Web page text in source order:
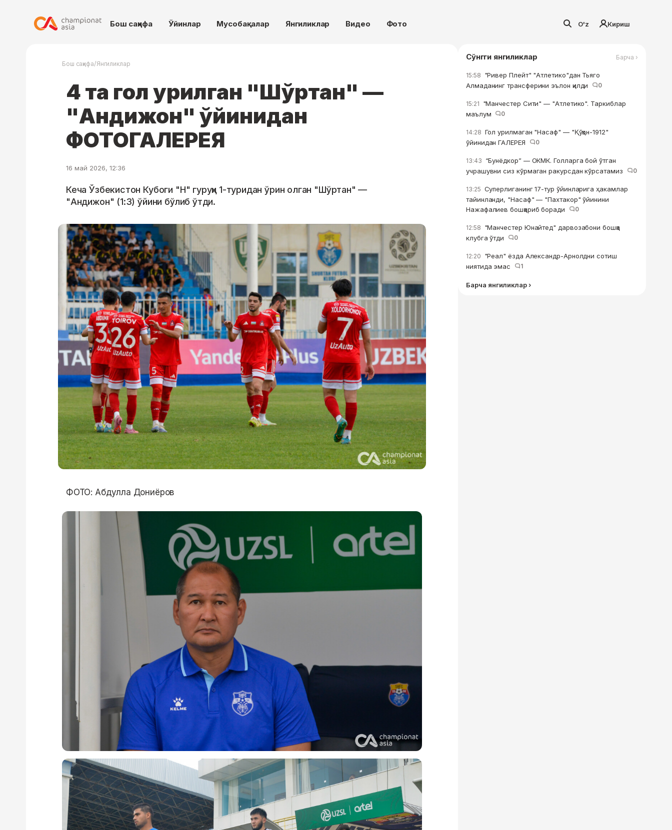
Бош саҳифа Ўйинлар Мусобақалар Янгиликлар Видео Фото O'z Кириш
Бош саҳифа/Янгиликлар
4 та гол урилган "Шўртан" —
"Андижон" ўйинидан
ФОТОГАЛЕРЕЯ
16 май 2026, 12:36
Кеча Ўзбекистон Кубоги "H" гуруҳи 1-туридан ўрин олган "Шўртан" —
"Андижон" (1:3) ўйини бўлиб ўтди.
ФОТО: Абдулла Дониёров
Сўнгги янгиликлар Барча ›
15:58 "Ривер Плейт" "Атлетико"дан Тьяго
Алмаданинг трансферини эълон қилди
0
15:21 "Манчестер Сити" — "Атлетико". Таркиблар
маълум
0
14:28 Гол урилмаган "Насаф" — "Қўқон-1912"
ўйинидан ГАЛЕРЕЯ
0
13:43 “Бунёдкор” — ОКМК. Голларга бой ўтган
учрашувни сиз кўрмаган ракурсдан кўрсатамиз
0
13:25 Суперлиганинг 17-тур ўйинларига ҳакамлар
тайинланди, "Насаф" — "Пахтакор" ўйинини
Нажафалиев бошқариб боради
0
12:58 "Манчестер Юнайтед" дарвозабони бошқа
клубга ўтди
0
12:20 "Реал" ёзда Александр-Арнолдни сотиш
ниятида эмас
1
Барча янгиликлар ›